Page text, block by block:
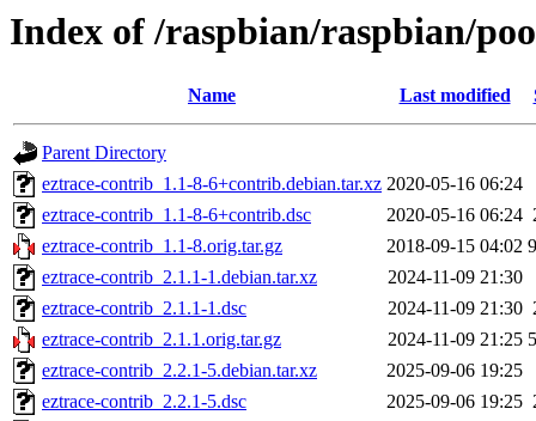
Index of /raspbian/raspbian/
Name Last modified
Parent Directory
eztrace-contrib_1.1-8-6+contrib.debian.tar.xz 2020-05-16 06:24
eztrace-contrib_1.1-8-6+contrib.dsc
2020-05-16 06:24
eztrace-contrib_1.1-8.orig.tar.gz
2018-09-15 04:02
eztrace-contrib_2.1.1-1.debian.tar.xz
2024-11-09 21:30
eztrace-contrib_2.1.1-1.dsc
2024-11-09 21:30
eztrace-contrib_2.1.1.orig.tar.gz
2024-11-09 21:25
eztrace-contrib_2.2.1-5.debian.tar.xz
2025-09-06 19:25
eztrace-contrib_2.2.1-5.dsc
2025-09-06 19:25